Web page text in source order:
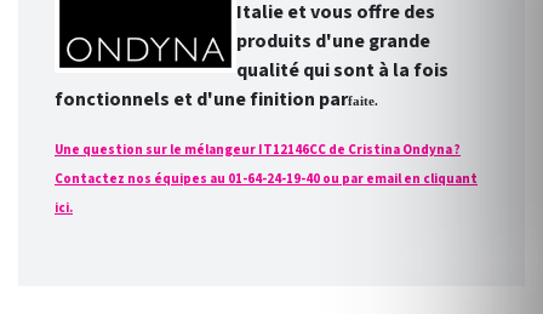
Italie et vous offre des
produits d'une grande
qualité qui sont à la fois
fonctionnels et d'une finition parfaite.
Une question sur le mélangeur IT12146CC de Cristina Ondyna ?
Contactez nos équipes au 01-64-24-19-40 ou par email en cliquant
ici.